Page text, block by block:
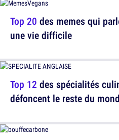
Top 20 des memes qui
une vie difficile
Top 12 des spécialités
défoncent le reste du